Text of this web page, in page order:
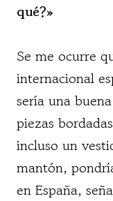
qué?»
Se me ocurre
internacional
sería una
piezas
incluso un
mantón,
en España,